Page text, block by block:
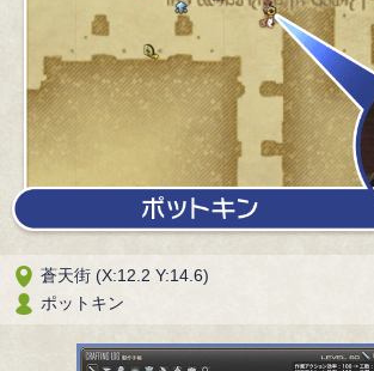
蒼天街 (X:12.2 Y:14.6)
ポットキン